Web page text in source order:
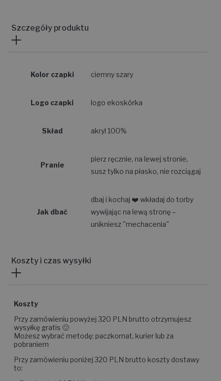
Szczegóły produktu
Kolor czapki ciemny szary
Logo czapki logo ekoskórka
Skład akryl 100%
Pranie
pierz ręcznie, na lewej stronie,
susz tylko na płasko, nie rozciągaj
Jak dbać
dbaj i kochaj ❤️ wkładaj do torby
wywijając na lewą stronę –
unikniesz "mechacenia"
Koszty i czas wysyłki
Koszty
Przy zamówieniu powyżej 320 PLN brutto otrzymujesz
wysyłkę gratis 🙂
Możesz wybrać metodę: paczkomat, kurier lub za
pobraniem
Przy zamówieniu poniżej 320 PLN brutto koszty dostawy
to: